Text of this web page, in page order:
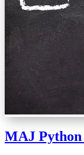
MAJ Python